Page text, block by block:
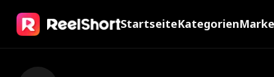
StartseiteKategorienMarke